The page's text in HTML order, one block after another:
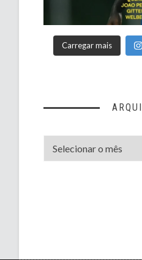
Carregar mais